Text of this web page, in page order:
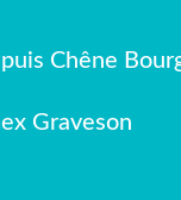
Chêne
Graveson